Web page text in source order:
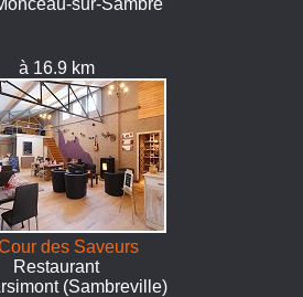
sur-Sambre
à 16.9 km
des Saveurs
Restaurant
(Sambreville)